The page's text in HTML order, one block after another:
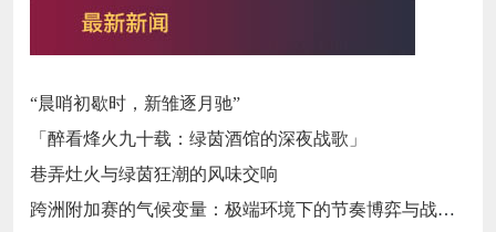
“晨哨初歇时，新雏逐月驰”
「醉看烽火九十载：绿茵酒馆的深夜战歌」
巷弄灶火与绿茵狂潮的风味交响
跨洲附加赛的气候变量：极端环境下的节奏博弈与战术自适应